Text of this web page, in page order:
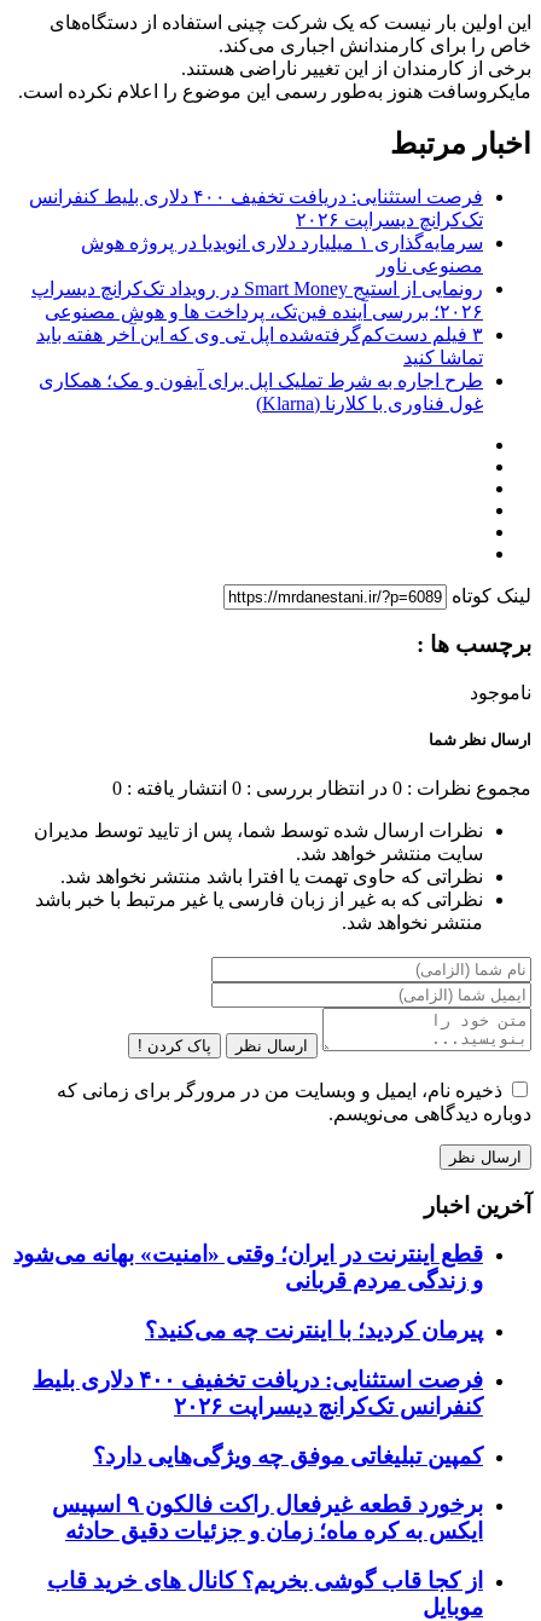
این اولین بار نیست که یک شرکت چینی استفاده از دستگاه‌های
خاص را برای کارمندانش اجباری می‌کند.
برخی از کارمندان از این تغییر ناراضی هستند.
مایکروسافت هنوز به‌طور رسمی این موضوع را اعلام نکرده است.
اخبار مرتبط
فرصت استثنایی: دریافت تخفیف ۴۰۰ دلاری بلیط کنفرانس
تک‌کرانچ دیسراپت ۲۰۲۶
سرمایه‌گذاری ۱ میلیارد دلاری انویدیا در پروژه هوش
مصنوعی ناور
رونمایی از استیج Smart Money در رویداد تک‌کرانچ دیسراپ
۲۰۲۶؛ بررسی آینده فین‌تک، پرداخت‌ ها و هوش مصنوعی
۳ فیلم دست‌کم‌گرفته‌شده اپل تی وی که این آخر هفته باید
تماشا کنید
طرح اجاره به شرط تملیک اپل برای آیفون و مک؛ همکاری
غول فناوری با کلارنا (Klarna)
لینک کوتاه
برچسب ها :
ناموجود
ارسال نظر شما
مجموع نظرات : 0 در انتظار بررسی : 0 انتشار یافته : 0
نظرات ارسال شده توسط شما، پس از تایید توسط مدیران
سایت منتشر خواهد شد.
نظراتی که حاوی تهمت یا افترا باشد منتشر نخواهد شد.
نظراتی که به غیر از زبان فارسی یا غیر مرتبط با خبر باشد
منتشر نخواهد شد.
ارسال نظر پاک کردن !
ذخیره نام، ایمیل و وبسایت من در مرورگر برای زمانی که
دوباره دیدگاهی می‌نویسم.
آخرین اخبار
قطع اینترنت در ایران؛ وقتی «امنیت» بهانه می‌شود
و زندگی مردم قربانی
پیرمان کردید؛ با اینترنت چه می‌کنید؟
فرصت استثنایی: دریافت تخفیف ۴۰۰ دلاری بلیط
کنفرانس تک‌کرانچ دیسراپت ۲۰۲۶
کمپین تبلیغاتی موفق چه ویژگی‌هایی دارد؟
برخورد قطعه غیرفعال راکت فالکون ۹ اسپیس
ایکس به کره ماه؛ زمان و جزئیات دقیق حادثه
از کجا قاب گوشی بخریم؟ کانال های خرید قاب
موبایل